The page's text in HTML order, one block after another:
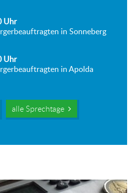
Uhr
in Sonneberg
Uhr
in Apolda
alle Sprechtage